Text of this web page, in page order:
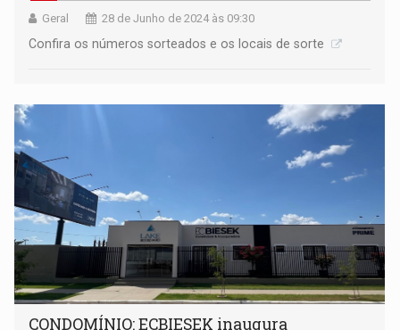
Geral 28 de Junho de 2024 às 09:30
Confira os números sorteados e os locais de sorte
CONDOMÍNIO: ECBIESEK inaugura